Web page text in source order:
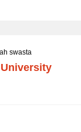
swasta